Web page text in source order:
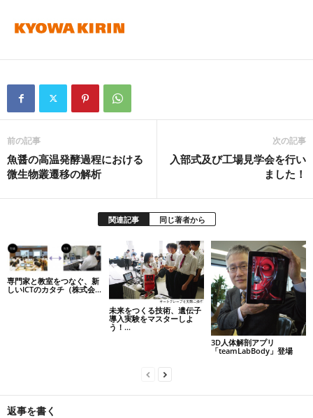
前の記事
魚醤の高温発酵過程における
微生物叢遷移の解析
次の記事
入部式及び工場見学会を行い
ました！
関連記事 同じ著者から
専門家と教室をつなぐ、新
しいICTのカタチ（株式会...
未来をつくる技術、遺伝子
導入実験をマスターしよ
う！...
3D人体解剖アプリ
「teamLabBody」登場
返事を書く